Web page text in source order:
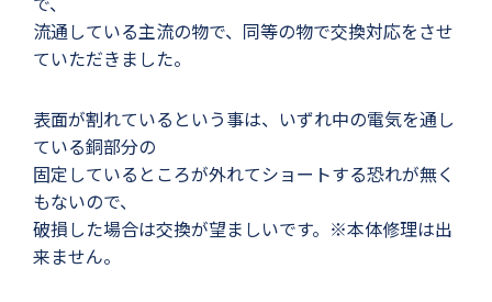
流通している主流の物で、同等の物で交換対応をさせ
ていただきました。
表面が割れているという事は、いずれ中の電気を通し
ている銅部分の
固定しているところが外れてショートする恐れが無く
もないので、
破損した場合は交換が望ましいです。※本体修理は出
来ません。